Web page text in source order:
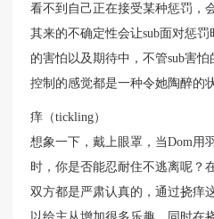
看不到自己正在接受某种惩罚，
其来的不确定性会让sub面对惩
的害怕以及期待中，不管sub害
控制的感觉都是一种令她陶醉的
痒（tickling）
想象一下，戴上眼罩，当Dom用
时，你是否能忍耐住不逃离呢？
双方都是严肃认真的，通过挠痒